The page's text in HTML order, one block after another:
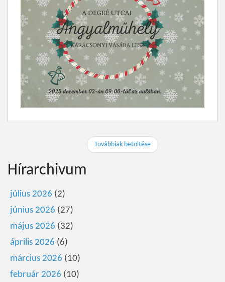
Továbbiak betöltése
Hírarchivum
július 2026 (2)
június 2026 (27)
május 2026 (32)
április 2026 (6)
március 2026 (10)
február 2026 (10)